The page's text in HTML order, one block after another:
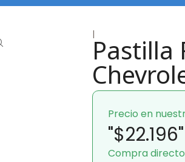
|Pastilla
Precio en
"$22.196"
Compra directo